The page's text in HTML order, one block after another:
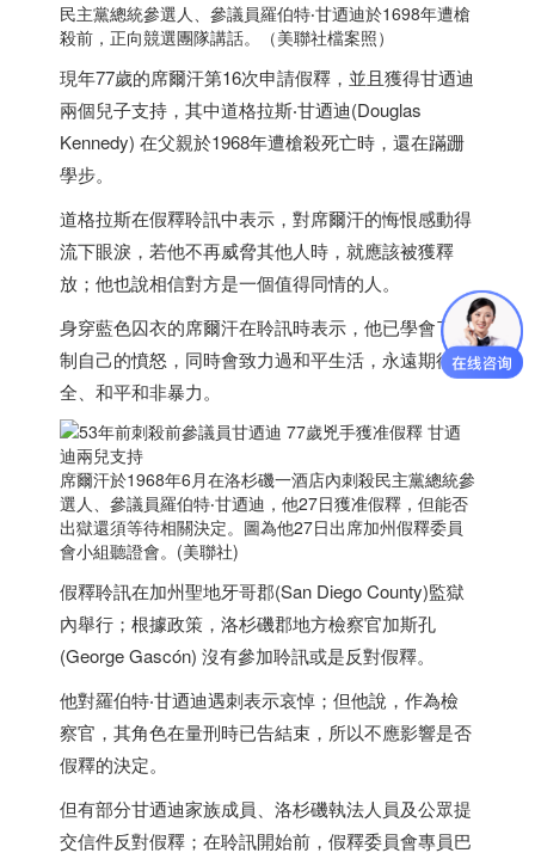
民主黨總統參選人、參議員羅伯特‧甘迺迪於1698年遭槍
殺前，正向競選團隊講話。（美聯社檔案照）
現年77歲的席爾汗第16次申請假釋，並且獲得甘迺迪
兩個兒子支持，其中道格拉斯‧甘迺迪(Douglas
Kennedy) 在父親於1968年遭槍殺死亡時，還在蹣跚
學步。
道格拉斯在假釋聆訊中表示，對席爾汗的悔恨感動得
流下眼淚，若他不再威脅其他人時，就應該被獲釋
放；他也說相信對方是一個值得同情的人。
身穿藍色囚衣的席爾汗在聆訊時表示，他已學會了控
制自己的憤怒，同時會致力過和平生活，永遠期待安
全、和平和非暴力。
席爾汗於1968年6月在洛杉磯一酒店內刺殺民主黨總統參
選人、參議員羅伯特‧甘迺迪，他27日獲准假釋，但能否
出獄還須等待相關決定。圖為他27日出席加州假釋委員
會小組聽證會。(美聯社)
假釋聆訊在加州聖地牙哥郡(San Diego County)監獄
內舉行；根據政策，洛杉磯郡地方檢察官加斯孔
(George Gascón) 沒有參加聆訊或是反對假釋。
他對羅伯特‧甘迺迪遇刺表示哀悼；但他說，作為檢
察官，其角色在量刑時已告結束，所以不應影響是否
假釋的決定。
但有部分甘迺迪家族成員、洛杉磯執法人員及公眾提
交信件反對假釋；在聆訊開始前，假釋委員會專員巴